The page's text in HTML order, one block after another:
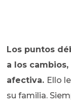
Los puntos
a los
afectiva. Ello
su familia.